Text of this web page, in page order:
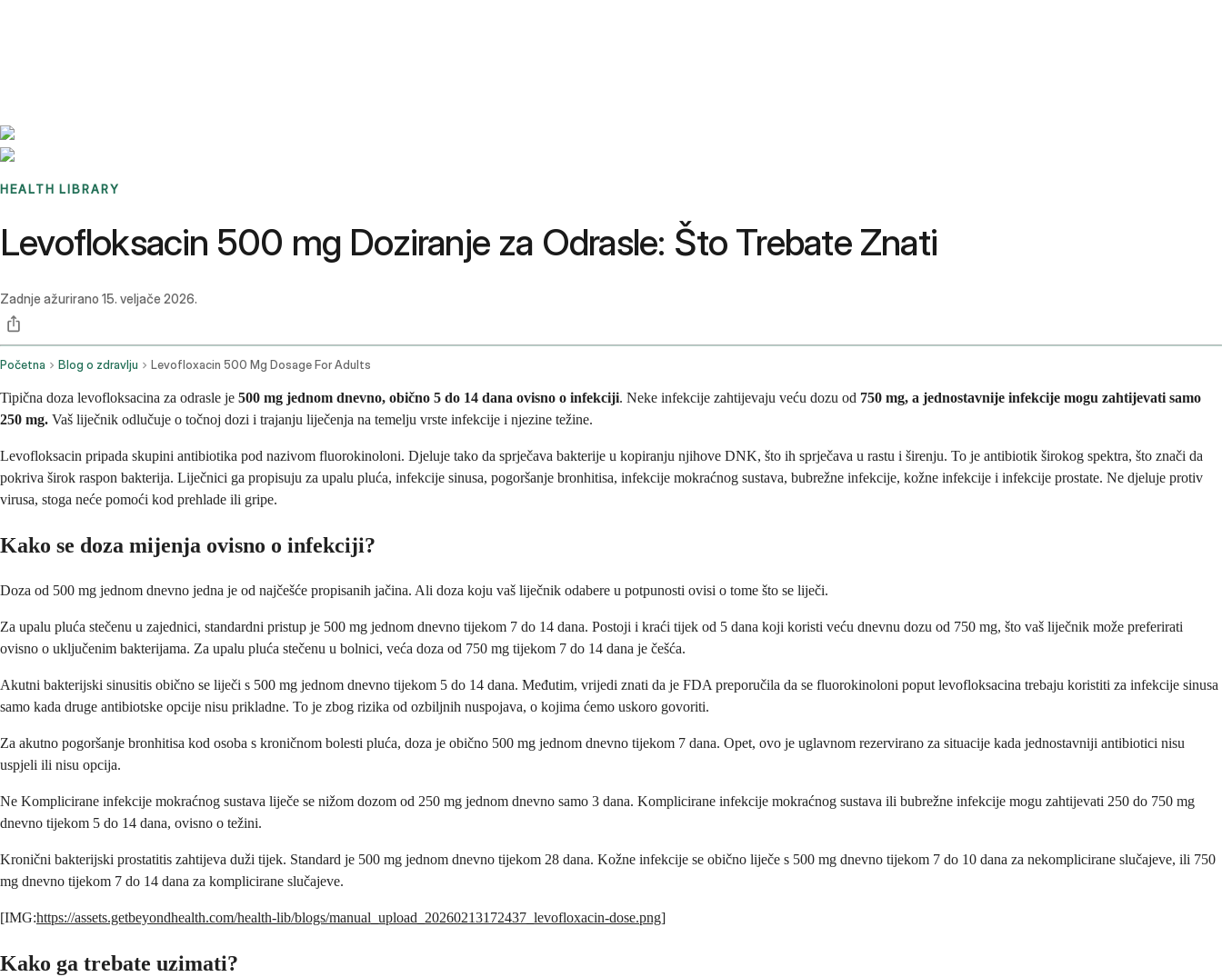
HEALTH LIBRARY
Levofloksacin 500 mg Doziranje za Odrasle: Što Trebate Znati
Zadnje ažurirano 15. veljače 2026.
Početna Blog o zdravlju Levofloxacin 500 Mg Dosage For Adults
Tipična doza levofloksacina za odrasle je 500 mg jednom dnevno, obično 5 do 14 dana ovisno o infekciji. Neke infekcije zahtijevaju veću dozu od 750 mg, a jednostavnije infekcije mogu zahtijevati samo
250 mg. Vaš liječnik odlučuje o točnoj dozi i trajanju liječenja na temelju vrste infekcije i njezine težine.
Levofloksacin pripada skupini antibiotika pod nazivom fluorokinoloni. Djeluje tako da sprječava bakterije u kopiranju njihove DNK, što ih sprječava u rastu i širenju. To je antibiotik širokog spektra, što znači da
pokriva širok raspon bakterija. Liječnici ga propisuju za upalu pluća, infekcije sinusa, pogoršanje bronhitisa, infekcije mokraćnog sustava, bubrežne infekcije, kožne infekcije i infekcije prostate. Ne djeluje protiv
virusa, stoga neće pomoći kod prehlade ili gripe.
Kako se doza mijenja ovisno o infekciji?
Doza od 500 mg jednom dnevno jedna je od najčešće propisanih jačina. Ali doza koju vaš liječnik odabere u potpunosti ovisi o tome što se liječi.
Za upalu pluća stečenu u zajednici, standardni pristup je 500 mg jednom dnevno tijekom 7 do 14 dana. Postoji i kraći tijek od 5 dana koji koristi veću dnevnu dozu od 750 mg, što vaš liječnik može preferirati
ovisno o uključenim bakterijama. Za upalu pluća stečenu u bolnici, veća doza od 750 mg tijekom 7 do 14 dana je češća.
Akutni bakterijski sinusitis obično se liječi s 500 mg jednom dnevno tijekom 5 do 14 dana. Međutim, vrijedi znati da je FDA preporučila da se fluorokinoloni poput levofloksacina trebaju koristiti za infekcije sinusa
samo kada druge antibiotske opcije nisu prikladne. To je zbog rizika od ozbiljnih nuspojava, o kojima ćemo uskoro govoriti.
Za akutno pogoršanje bronhitisa kod osoba s kroničnom bolesti pluća, doza je obično 500 mg jednom dnevno tijekom 7 dana. Opet, ovo je uglavnom rezervirano za situacije kada jednostavniji antibiotici nisu
uspjeli ili nisu opcija.
Ne Komplicirane infekcije mokraćnog sustava liječe se nižom dozom od 250 mg jednom dnevno samo 3 dana. Komplicirane infekcije mokraćnog sustava ili bubrežne infekcije mogu zahtijevati 250 do 750 mg
dnevno tijekom 5 do 14 dana, ovisno o težini.
Kronični bakterijski prostatitis zahtijeva duži tijek. Standard je 500 mg jednom dnevno tijekom 28 dana. Kožne infekcije se obično liječe s 500 mg dnevno tijekom 7 do 10 dana za nekomplicirane slučajeve, ili 750
mg dnevno tijekom 7 do 14 dana za komplicirane slučajeve.
[IMG:https://assets.getbeyondhealth.com/health-lib/blogs/manual_upload_20260213172437_levofloxacin-dose.png]
Kako ga trebate uzimati?